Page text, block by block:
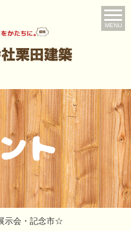
MENU
ト
示会・記念市☆